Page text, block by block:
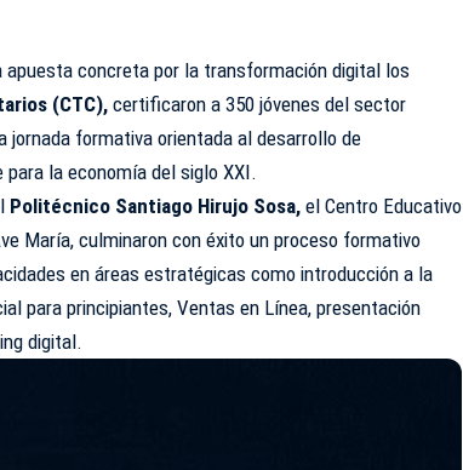
apuesta concreta por la transformación digital los
(CTC), certificaron a 350 jóvenes del sector
jornada formativa orientada al desarrollo de
la economía del siglo XXI.
Politécnico Santiago Hirujo Sosa, el Centro Educativo
María, culminaron con éxito un proceso formativo
en áreas estratégicas como introducción a la
para principiantes, Ventas en Línea, presentación
digital.